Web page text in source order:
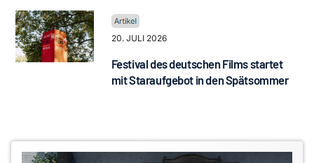
20. JULI 2026
Festival des deutschen Films startet
mit Staraufgebot in den Spätsommer